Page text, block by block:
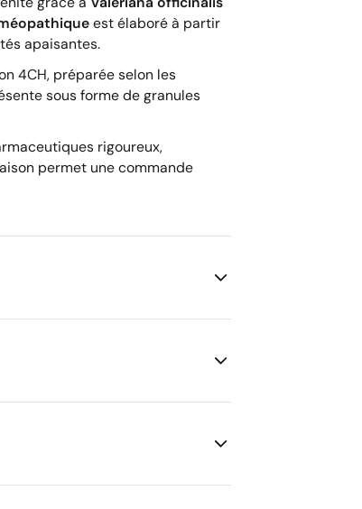
est élaboré à partir
apaisantes.
4CH, préparée selon les
sous forme de granules
rigoureux,
permet une commande